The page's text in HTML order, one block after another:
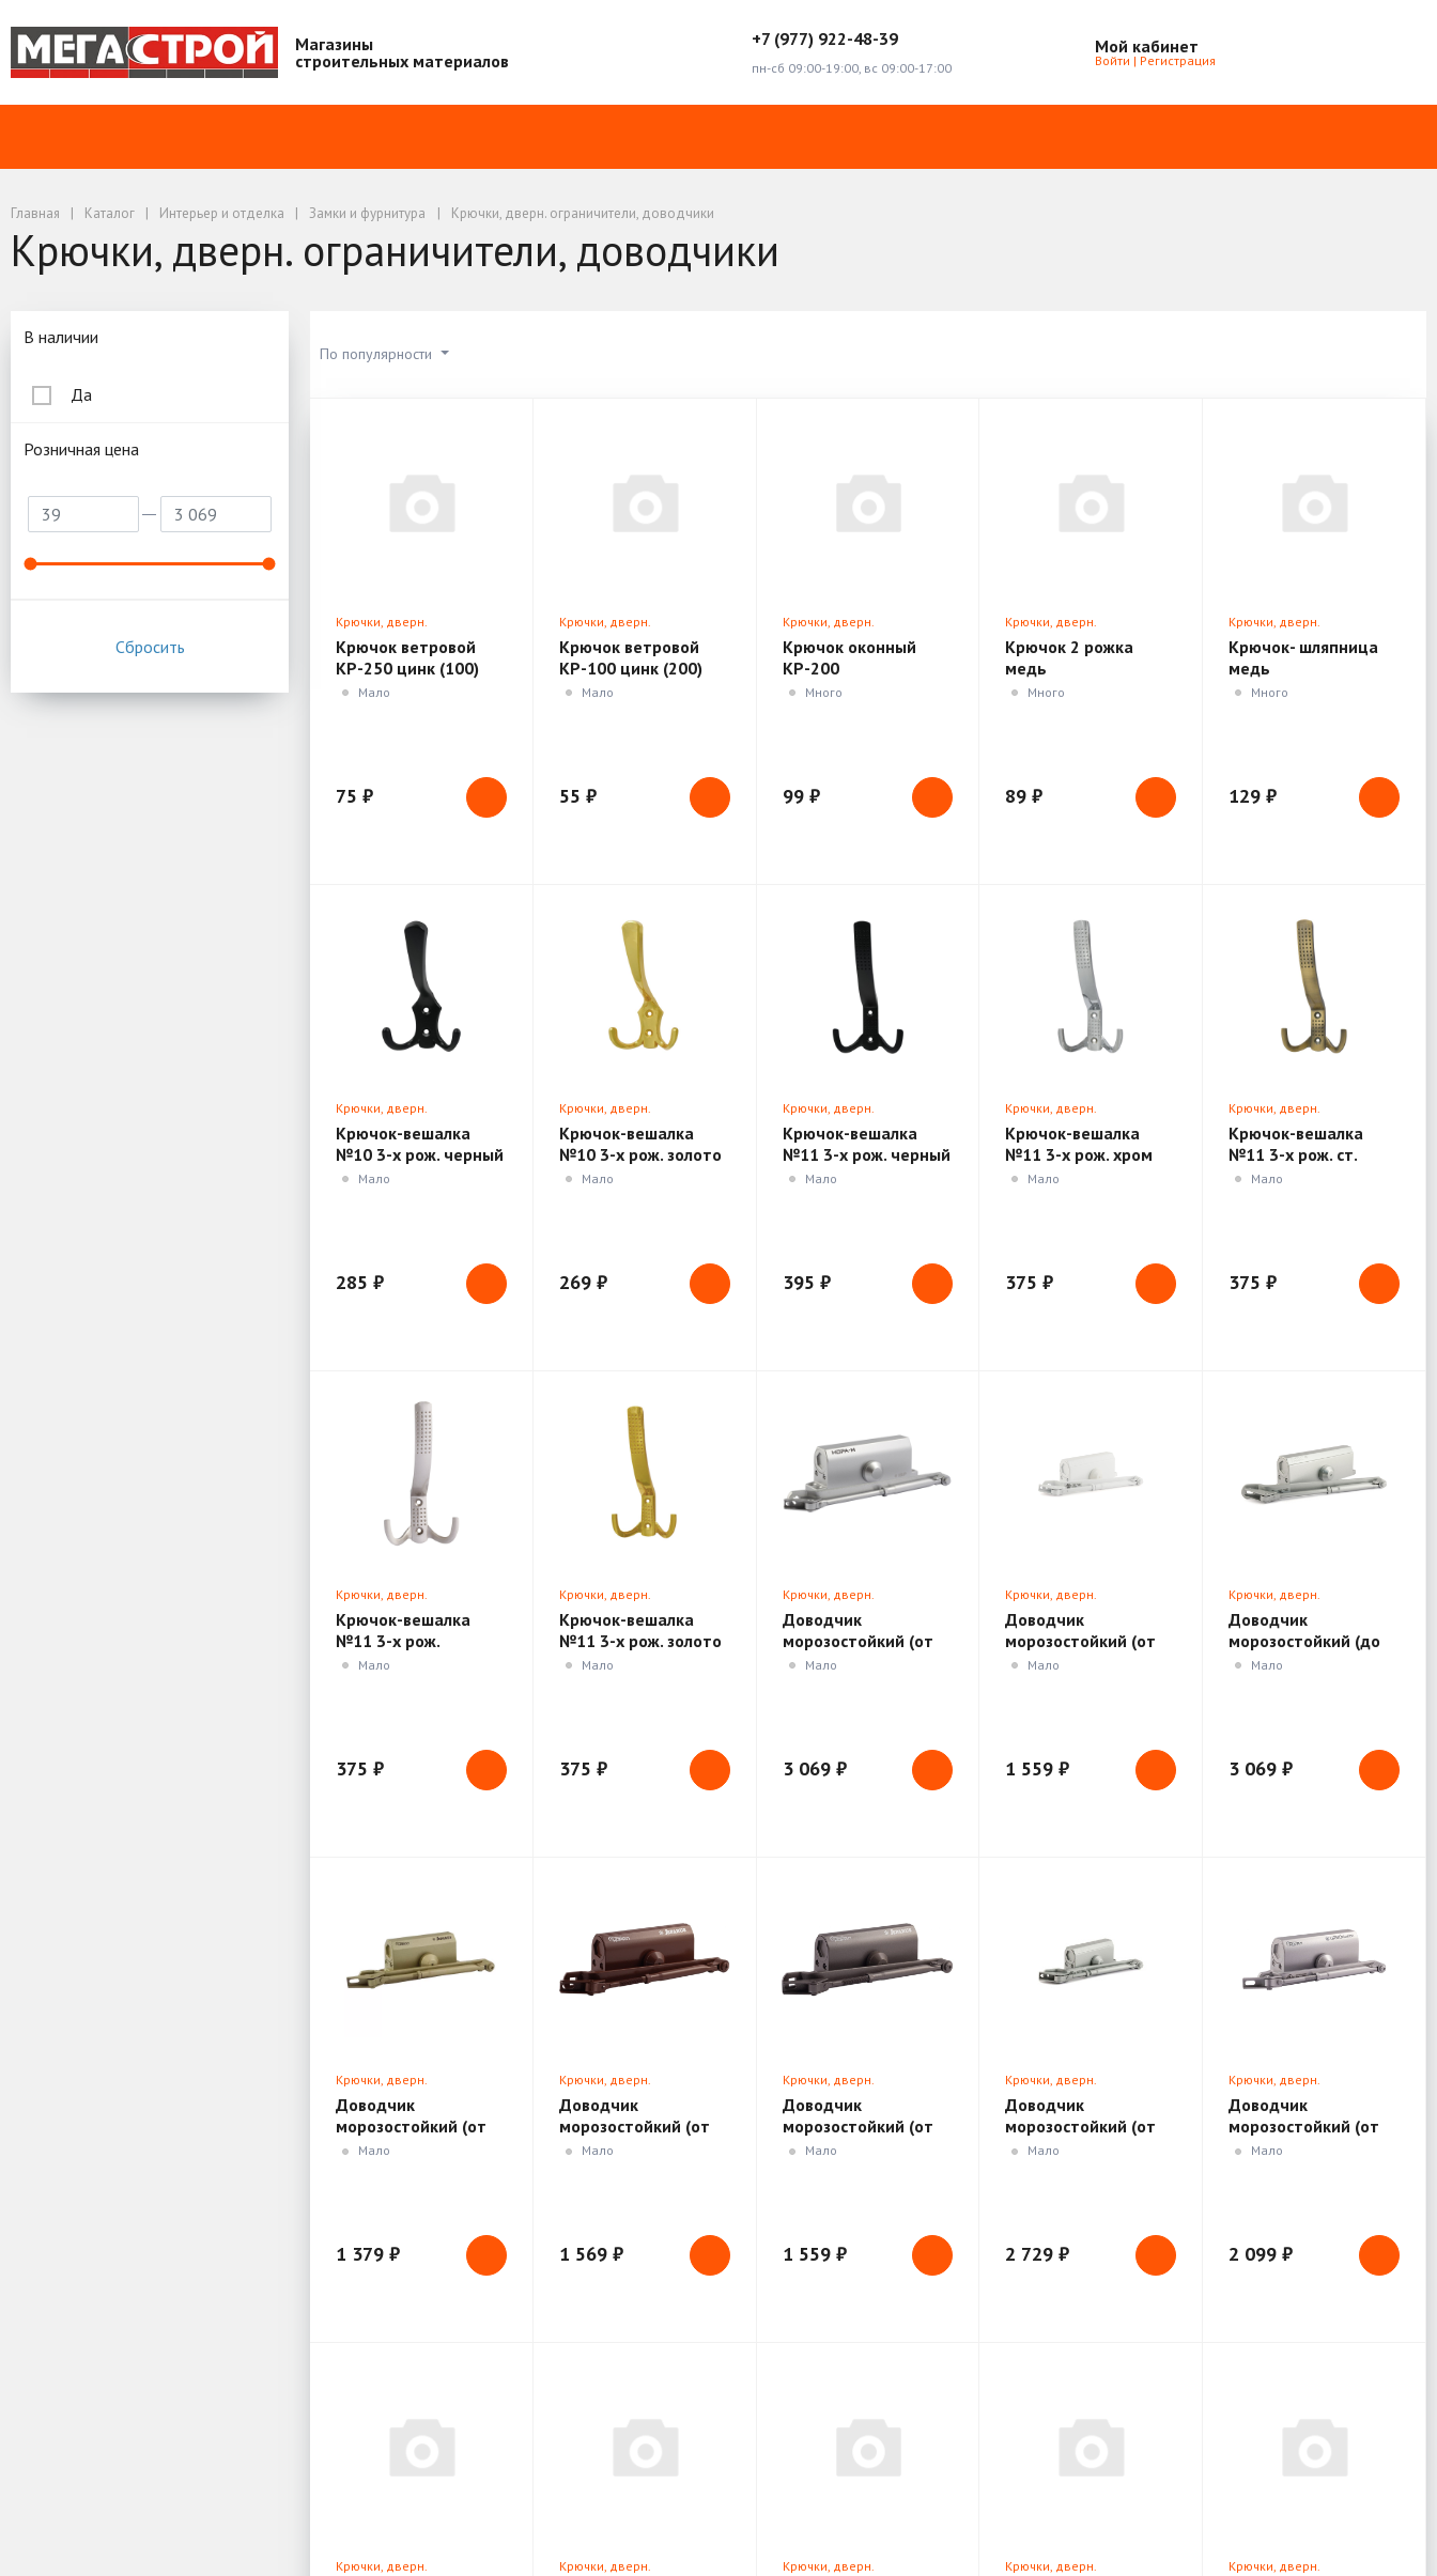
Магазины
строительных материалов
+7 (977) 922-48-39
пн-сб 09:00-19:00, вс 09:00-17:00
Мой кабинет
Войти | Регистрация
Главная Каталог Интерьер и отделка Замки и фурнитура Крючки, дверн. ограничители, доводчики
Крючки, дверн. ограничители, доводчики
По популярности
Крючки, дверн.
ограничители, доводчики
Крючок ветровой
КР-250 цинк (100)
(16463)
Мало
75 ₽
Крючки, дверн.
ограничители, доводчики
Крючок ветровой
КР-100 цинк (200)
(16460)
Мало
55 ₽
Крючки, дверн.
ограничители, доводчики
Крючок оконный
КР-200
Много
99 ₽
Крючки, дверн.
ограничители, доводчики
Крючок 2 рожка
медь
Много
89 ₽
Крючки, дверн.
ограничители, доводчики
Крючок- шляпница
медь
Много
129 ₽
Крючки, дверн.
ограничители, доводчики
Крючок-вешалка
№10 3-х рож. черный
(Нора-М)
Мало
285 ₽
Крючки, дверн.
ограничители, доводчики
Крючок-вешалка
№10 3-х рож. золото
(Нора-М)
Мало
269 ₽
Крючки, дверн.
ограничители, доводчики
Крючок-вешалка
№11 3-х рож. черный
(Нора-М)
Мало
395 ₽
Крючки, дверн.
ограничители, доводчики
Крючок-вешалка
№11 3-х рож. хром
(Нора-М)
Мало
375 ₽
Крючки, дверн.
ограничители, доводчики
Крючок-вешалка
№11 3-х рож. ст.
бронза (Нора-М)
Мало
375 ₽
Крючки, дверн.
ограничители, доводчики
Крючок-вешалка
№11 3-х рож.
матовый никель
Мало
375 ₽
Крючки, дверн.
ограничители, доводчики
Крючок-вешалка
№11 3-х рож. золото
(Нора-М)
Мало
375 ₽
Крючки, дверн.
ограничители, доводчики
Доводчик
морозостойкий (от
120 до 170кг)
Мало
3 069 ₽
Крючки, дверн.
ограничители, доводчики
Доводчик
морозостойкий (от
50 до 110кг) белый
Мало
1 559 ₽
Крючки, дверн.
ограничители, доводчики
Доводчик
морозостойкий (до
120кг) Нора-М №4S
Мало
3 069 ₽
Крючки, дверн.
ограничители, доводчики
Доводчик
морозостойкий (от
15 до 60кг) золото/
Мало
1 379 ₽
Крючки, дверн.
ограничители, доводчики
Доводчик
морозостойкий (от
50 до 110кг)
Мало
1 569 ₽
Крючки, дверн.
ограничители, доводчики
Доводчик
морозостойкий (от
50 до 110кг) графит
Мало
1 559 ₽
Крючки, дверн.
ограничители, доводчики
Доводчик
морозостойкий (от
120 до 160кг) серый/
Мало
2 729 ₽
Крючки, дверн.
ограничители, доводчики
Доводчик
морозостойкий (от
50 до 90кг) серебро/
Мало
2 099 ₽
Крючки, дверн.
Крючки, дверн.
Крючки, дверн.
Крючки, дверн.
Крючки, дверн.
Подбор параметров
В наличии
Да
Розничная цена